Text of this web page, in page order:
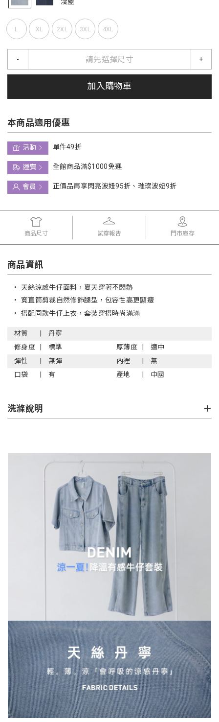
L XL 2XL 3XL 4XL
請先選擇尺寸
- +
加入購物車
本商品適用優惠
活動
單件49折
運費
全館商品滿$1000免運
會員
正價品再享閃亮波妞95折、璀璨波妞9折
商品尺寸 試穿報告 門市庫存
商品資訊
• 天絲涼感牛仔面料，夏天穿著不悶熱
• 寬直筒剪裁自然修飾腿型，包容性高更顯瘦
• 搭配同款牛仔上衣，套裝穿搭時尚滿滿
材質
丹寧
修身度
標準 厚薄度
適中
彈性
無彈 內裡
無
口袋
有 產地 中國
洗滌說明